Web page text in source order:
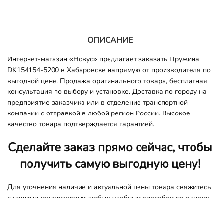
ОПИСАНИЕ
Интернет-магазин «Новус» предлагает заказать Пружина
DK154154-5200 в Хабаровске напрямую от производителя по
выгодной цене. Продажа оригинального товара, бесплатная
консультация по выбору и установке. Доставка по городу на
предприятие заказчика или в отделение транспортной
компании с отправкой в любой регион России. Высокое
качество товара подтверждается гарантией.
Сделайте заказ прямо сейчас, чтобы
получить самую выгодную цену!
Для уточнения наличие и актуальной цены товара свяжитесь